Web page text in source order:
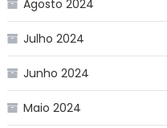
Agosto 2024
Julho 2024
Junho 2024
Maio 2024